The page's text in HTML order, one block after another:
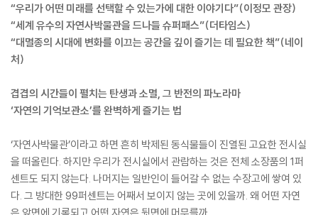
“우리가 어떤 미래를 선택할 수 있는가에 대한 이야기다”(이정모 관장)
“세계 유수의 자연사박물관을 드나들 슈퍼패스”(더타임스)
“대멸종의 시대에 변화를 이끄는 공간을 깊이 즐기는 데 필요한 책”(네이
처)
겹겹의 시간들이 펼치는 탄생과 소멸, 그 반전의 파노라마
‘자연의 기억보관소’를 완벽하게 즐기는 법
‘자연사박물관’이라고 하면 흔히 박제된 동식물들이 진열된 고요한 전시실
을 떠올린다. 하지만 우리가 전시실에서 관람하는 것은 전체 소장품의 1퍼
센트도 되지 않는다. 나머지는 일반인이 들어갈 수 없는 수장고에 쌓여 있
다. 그 방대한 99퍼센트는 어째서 보이지 않는 곳에 있을까. 왜 어떤 자연